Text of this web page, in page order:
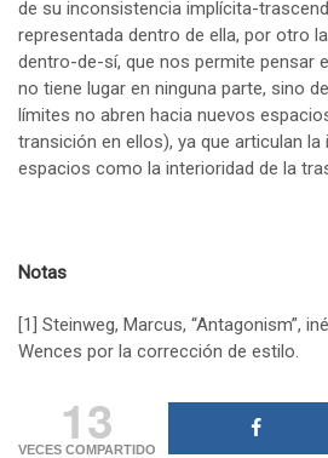
de su inconsistencia implícita-
representada dentro de ella, por otro
dentro-de-sí, que nos permite pensar
no tiene lugar en ninguna parte, sino
límites no abren hacia nuevos
transición en ellos), ya que articulan
espacios como la interioridad de la
Notas
[1] Steinweg, Marcus, “Antagonism”,
Wences por la corrección de estilo.
13
VECES COMPARTIDO